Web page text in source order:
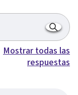
Mostrar todas las
respuestas